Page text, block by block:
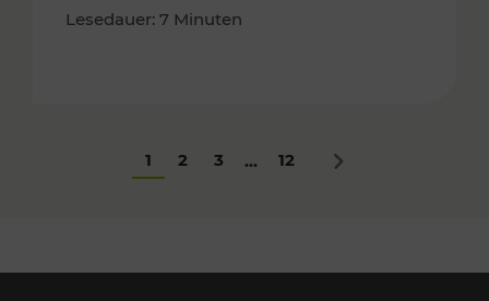
Lesedauer: 7 Minuten
1 2 3 ... 12 Nächstes